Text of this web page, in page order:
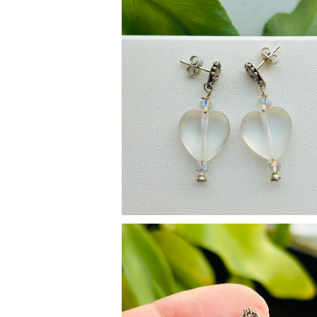
シルバー925 フロストガラスハートピ
¥3,080
SOLD OUT